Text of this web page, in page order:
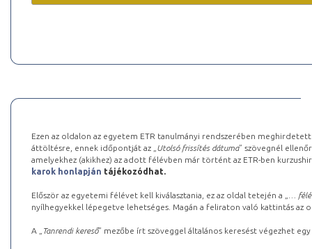
Ezen az oldalon az egyetem ETR tanulmányi rendszerében
áttöltésre, ennek időpontját az „ Utolsó frissítés dátuma” szövegnél
amelyekhez (akikhez) az adott félévben már történt az ETR-ben
karok honlapján tájékozódhat.
Először az egyetemi félévet kell kiválasztania, ez az oldal tetején a „
…
nyílhegyekkel lépegetve lehetséges. Magán a feliraton való kattintás az
A „ Tanrendi kereső” mezőbe írt szöveggel általános keresést végezhet